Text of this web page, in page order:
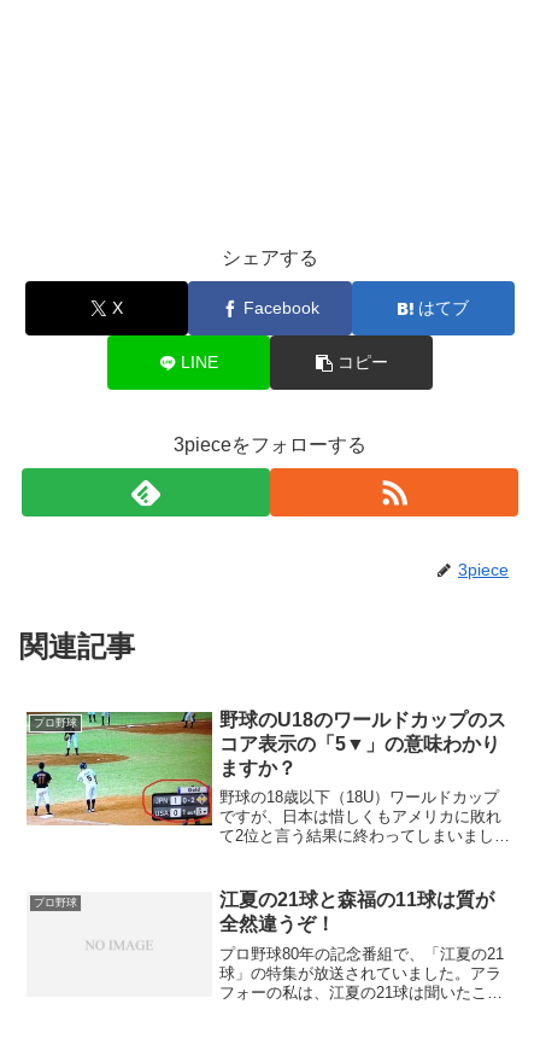
シェアする
X Facebook はてブ
LINE コピー
3pieceをフォローする
3piece
関連記事
プロ野球
野球のU18のワールドカップのス
コア表示の「5▼」の意味わかり
ますか？
野球の18歳以下（18U）ワールドカップ
ですが、日本は惜しくもアメリカに敗れ
て2位と言う結果に終わってしまいまし
ゲームでテレビに見ってしまいました。
今回の18歳以下の...
プロ野球
江夏の21球と森福の11球は質が
全然違うぞ！
プロ野球80年の記念番組で、「江夏の21
球」の特集が放送されていました。アラ
フォーの私は、江夏の21球は聞いたこと